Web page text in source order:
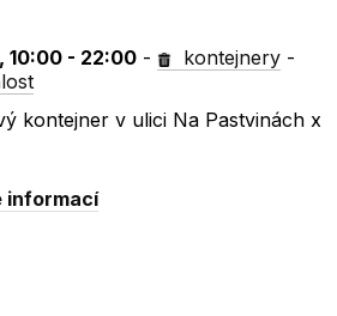
10:00 - 22:00 - kontejnery -
kontejner v ulici Na Pastvinách x
informací